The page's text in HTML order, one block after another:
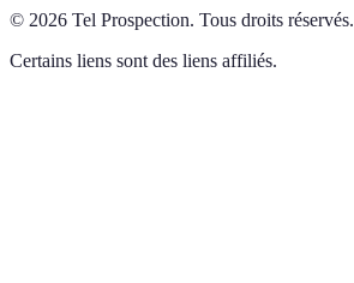
© 2026 Tel Prospection. Tous droits réservés.
Certains liens sont des liens affiliés.